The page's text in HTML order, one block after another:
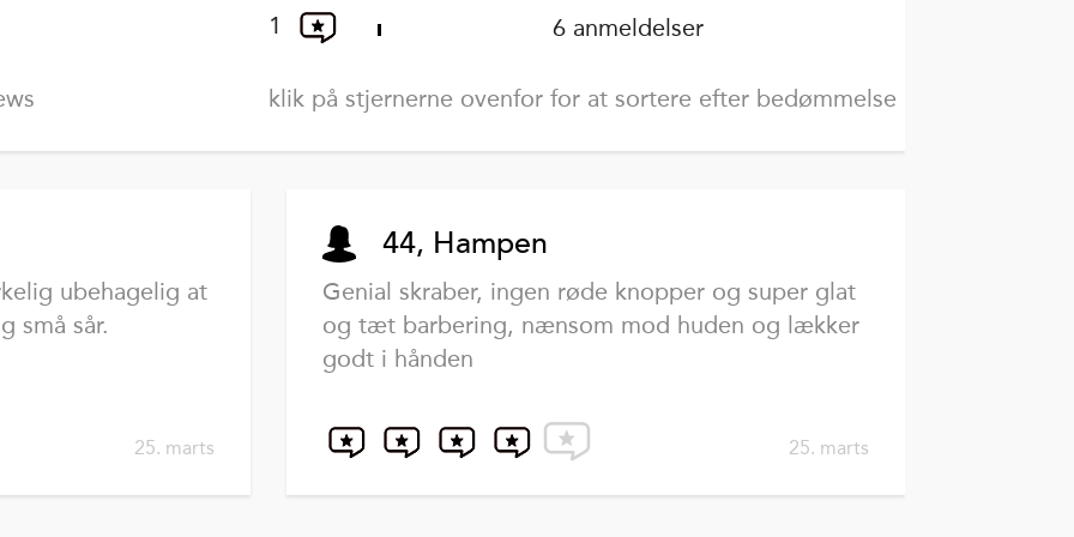
1 6 anmeldelser
klik på stjernerne ovenfor for at sortere efter bedømmelse
ubehagelig at
små sår.
25. marts
44, Hampen
Genial skraber, ingen røde knopper og super glat
og tæt barbering, nænsom mod huden og lækker
godt i hånden
25. marts